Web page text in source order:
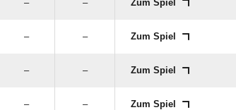
– – Zum Spiel
– – Zum Spiel
– – Zum Spiel
– – Zum Spiel